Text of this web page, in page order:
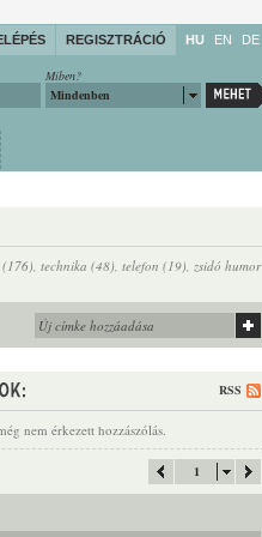
REGISZTRÁCIÓ HU EN DE
Miben?
Mindenben
(176), technika (48), telefon (19), zsidó humor
RSS
nem érkezett hozzászólás.
1